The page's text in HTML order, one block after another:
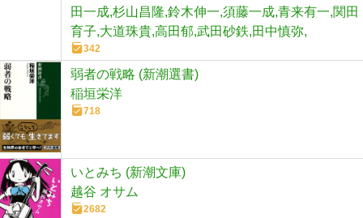
田一成,杉山昌隆,鈴木伸一,須藤一成,青来有一,関田
育子,大道珠貴,高田郁,武田砂鉄,田中慎弥,
342
弱者の戦略 (新潮選書)
稲垣栄洋
718
いとみち (新潮文庫)
越谷 オサム
2682